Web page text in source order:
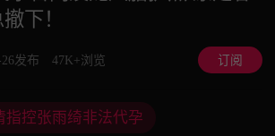
下！
26发布 47K+浏览 订阅
指控张雨绮非法代孕